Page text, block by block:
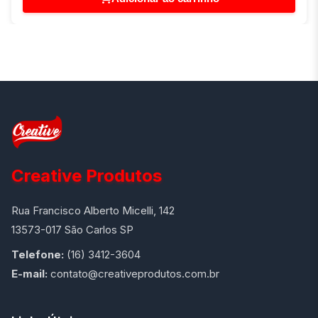
Creative Produtos
Rua Francisco Alberto Micelli, 142
13573-017 São Carlos SP
Telefone: (16) 3412-3604
E-mail: contato@creativeprodutos.com.br